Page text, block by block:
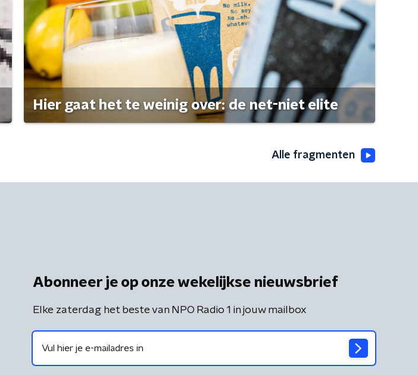
Hier gaat het te weinig over: de net-niet elite
Alle fragmenten
Abonneer je op onze wekelijkse nieuwsbrief
Elke zaterdag het beste van NPO Radio 1 in jouw mailbox